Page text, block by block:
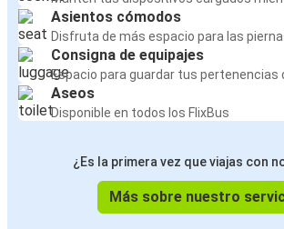
Asientos cómodos
Disfruta de más espacio para las
Consigna de equipajes
Espacio para guardar tus pertenencias
Aseos
Disponible en todos los FlixBus
¿Es la primera vez que viajas con
Más sobre nuestro